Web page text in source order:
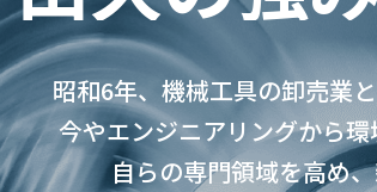
昭和6年、機械工具の卸売業
今やエンジニアリングから環
自らの専門領域を高め、